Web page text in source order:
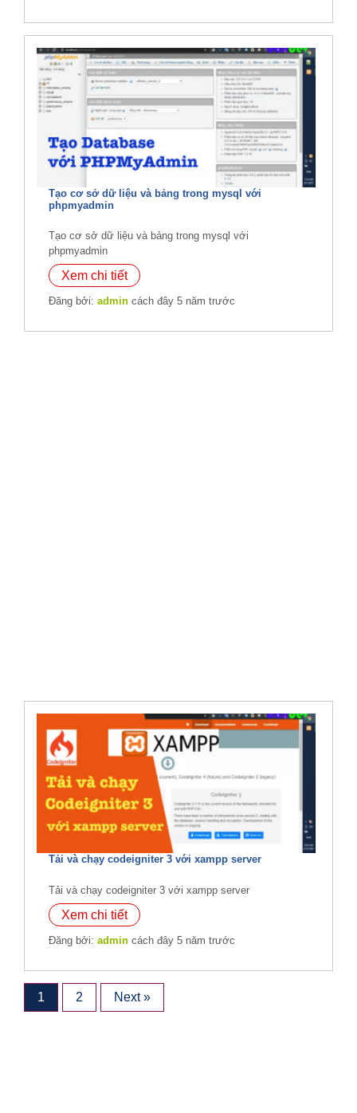
Tạo cơ sở dữ liệu và bảng trong mysql với
phpmyadmin
Tạo cơ sở dữ liệu và bảng trong mysql với
phpmyadmin
Xem chi tiết
Đăng bởi: admin cách đây 5 năm trước
Tải và chạy codeigniter 3 với xampp server
Tải và chạy codeigniter 3 với xampp server
Xem chi tiết
Đăng bởi: admin cách đây 5 năm trước
1 2 Next »